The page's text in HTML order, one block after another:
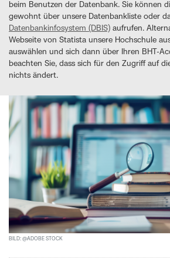
beim Benutzen der Datenbank. Sie können
gewohnt über unsere Datenbankliste oder
Datenbankinfosystem (DBIS) aufrufen.
Webseite von Statista unsere Hochschule
auswählen und sich dann über Ihren BHT-
beachten Sie, dass sich für den Zugriff auf
nichts ändert.
BILD: @ADOBE STOCK